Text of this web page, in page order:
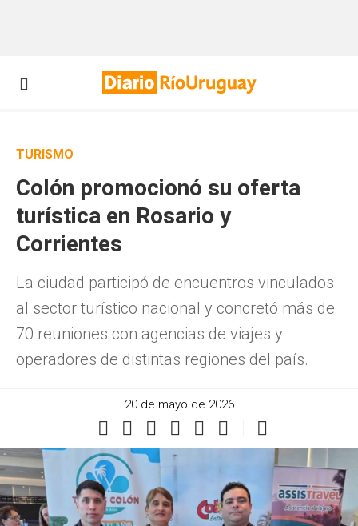
TURISMO
Colón promocionó su oferta
turística en Rosario y
Corrientes
La ciudad participó de encuentros vinculados
al sector turístico nacional y concretó más de
70 reuniones con agencias de viajes y
operadores de distintas regiones del país.
20 de mayo de 2026